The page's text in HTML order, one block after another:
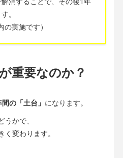
。
実施です）
重要なのか？
の「土台」 になります。
かで、
変わります。